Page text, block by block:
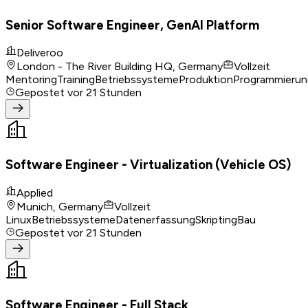
Senior Software Engineer, GenAI Platform
Deliveroo
London - The River Building HQ, Germany
Vollzeit
MentoringTrainingBetriebssystemeProduktion
Gepostet vor 21 Stunden
Software Engineer - Virtualization (Vehicle OS)
Applied
Munich, Germany
Vollzeit
LinuxBetriebssystemeDatenerfassungSkriptingBau
Gepostet vor 21 Stunden
Software Engineer - Full Stack